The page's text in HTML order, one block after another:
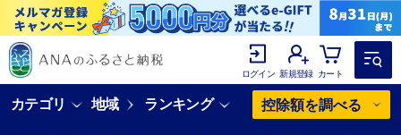
ログイン 新規登録 カート
カテゴリ 地域 ランキング 控除額を調べる